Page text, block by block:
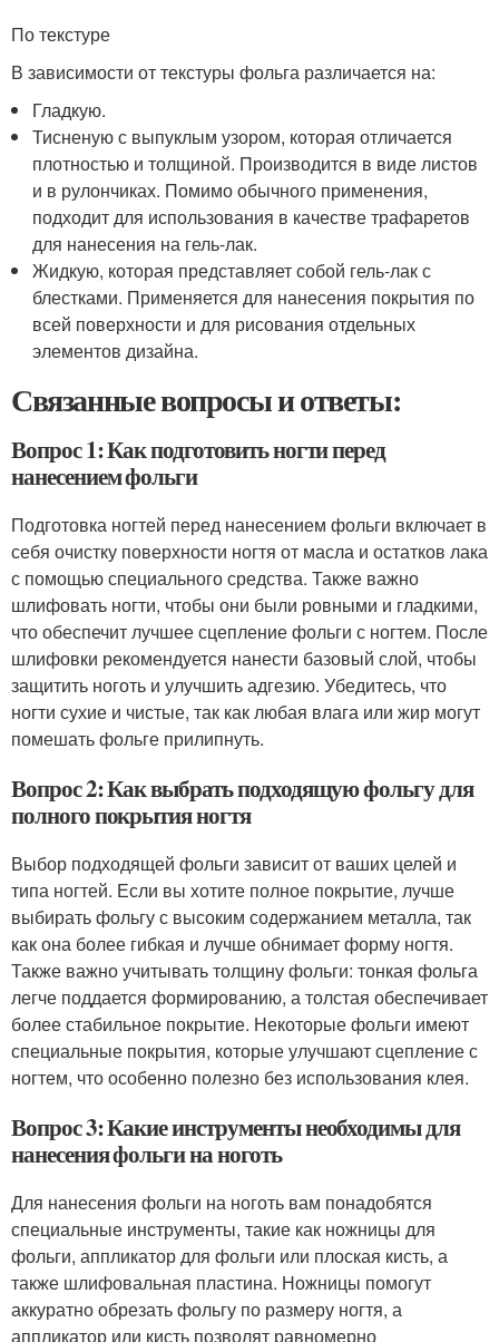
По текстуре
В зависимости от текстуры фольга различается на:
Гладкую.
Тисненую с выпуклым узором, которая отличается
плотностью и толщиной. Производится в виде листов
и в рулончиках. Помимо обычного применения,
подходит для использования в качестве трафаретов
для нанесения на гель-лак.
Жидкую, которая представляет собой гель-лак с
блестками. Применяется для нанесения покрытия по
всей поверхности и для рисования отдельных
элементов дизайна.
Связанные вопросы и ответы:
Вопрос 1: Как подготовить ногти перед
нанесением фольги
Подготовка ногтей перед нанесением фольги включает в
себя очистку поверхности ногтя от масла и остатков лака
с помощью специального средства. Также важно
шлифовать ногти, чтобы они были ровными и гладкими,
что обеспечит лучшее сцепление фольги с ногтем. После
шлифовки рекомендуется нанести базовый слой, чтобы
защитить ноготь и улучшить адгезию. Убедитесь, что
ногти сухие и чистые, так как любая влага или жир могут
помешать фольге прилипнуть.
Вопрос 2: Как выбрать подходящую фольгу для
полного покрытия ногтя
Выбор подходящей фольги зависит от ваших целей и
типа ногтей. Если вы хотите полное покрытие, лучше
выбирать фольгу с высоким содержанием металла, так
как она более гибкая и лучше обнимает форму ногтя.
Также важно учитывать толщину фольги: тонкая фольга
легче поддается формированию, а толстая обеспечивает
более стабильное покрытие. Некоторые фольги имеют
специальные покрытия, которые улучшают сцепление с
ногтем, что особенно полезно без использования клея.
Вопрос 3: Какие инструменты необходимы для
нанесения фольги на ноготь
Для нанесения фольги на ноготь вам понадобятся
специальные инструменты, такие как ножницы для
фольги, аппликатор для фольги или плоская кисть, а
также шлифовальная пластина. Ножницы помогут
аккуратно обрезать фольгу по размеру ногтя, а
аппликатор или кисть позволят равномерно